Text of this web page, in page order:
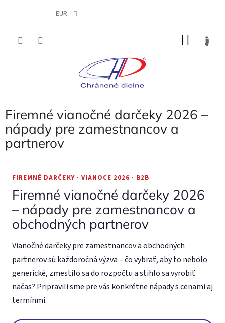
EUR
Firemné vianočné darčeky 2026 –
nápady pre zamestnancov a
partnerov
FIREMNÉ DARČEKY · VIANOCE 2026 · B2B
Firemné vianočné darčeky 2026
– nápady pre zamestnancov a
obchodných partnerov
Vianočné darčeky pre zamestnancov a obchodných
partnerov sú každoročná výzva – čo vybrať, aby to nebolo
generické, zmestilo sa do rozpočtu a stihlo sa vyrobiť
načas? Pripravili sme pre vás konkrétne nápady s cenami aj
termínmi.